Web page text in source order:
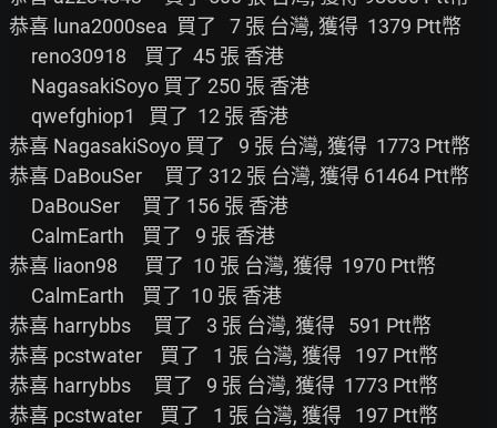
恭喜 luna2000sea  買了   7 張 台灣, 獲得  1379 Ptt幣
恭喜 NagasakiSoyo 買了   9 張 台灣, 獲得  1773 Ptt幣
恭喜 DaBouSer     買了 312 張 台灣, 獲得 61464 Ptt幣
恭喜 liaon98      買了  10 張 台灣, 獲得  1970 Ptt幣
恭喜 harrybbs     買了   3 張 台灣, 獲得   591 Ptt幣
恭喜 pcstwater    買了   1 張 台灣, 獲得   197 Ptt幣
恭喜 harrybbs     買了   9 張 台灣, 獲得  1773 Ptt幣
恭喜 pcstwater    買了   1 張 台灣, 獲得   197 Ptt幣